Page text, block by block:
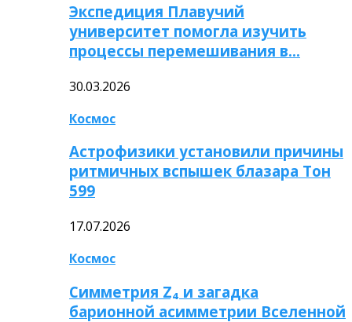
Экспедиция Плавучий
университет помогла изучить
процессы перемешивания в…
30.03.2026
Космос
Астрофизики установили причины
ритмичных вспышек блазара Тон
599
17.07.2026
Космос
Симметрия Z₄ и загадка
барионной асимметрии Вселенной